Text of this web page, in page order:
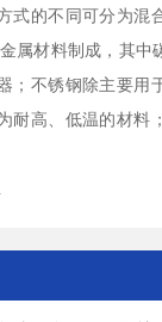
式的不同可分为混
属材料制成，其中
；不锈钢除主要用
耐高、低温的材料